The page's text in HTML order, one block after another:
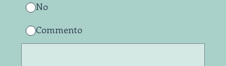
No
Commento